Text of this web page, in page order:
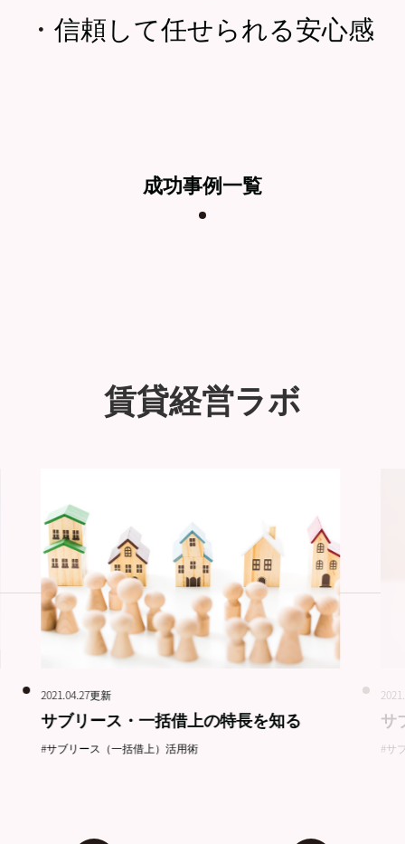
・ 信頼して任せられる安心感
成功事例一覧
賃貸経営ラボ
2021.04.27更新
サブリース・一括借上の特長を知る
#サブリース（一括借上）活用術
サ
#サ